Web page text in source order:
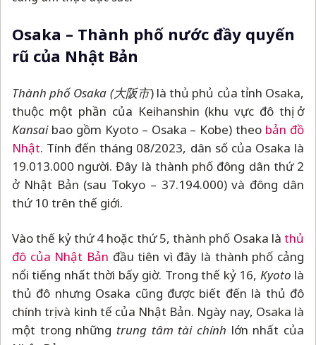
Osaka – Thành phố nước đầy quyến
rũ của Nhật Bản
Thành phố Osaka (大阪市) là thủ phủ của tỉnh Osaka,
thuộc một phần của Keihanshin (khu vực đô thị ở
Kansaibao gồm Kyoto – Osaka – Kobe) theo bản đồ
Nhật. Tính đến tháng 08/2023, dân số của Osaka là
19.013.000 người. Đây là thành phố đông dân thứ 2
ở Nhật Bản (sau Tokyo – 37.194.000) và đông dân
thứ 10 trên thế giới.
Vào thế kỷ thứ 4 hoặc thứ 5, thành phố Osaka là thủ
đô của Nhật Bản đầu tiên vì đây là thành phố cảng
nổi tiếng nhất thời bấy giờ. Trong thế kỷ 16, Kyoto là
thủ đô nhưng Osaka cũng được biết đến là thủ đô
chính trị và kinh tế của Nhật Bản. Ngày nay, Osaka là
một trong những trung tâm tài chính lớn nhất của